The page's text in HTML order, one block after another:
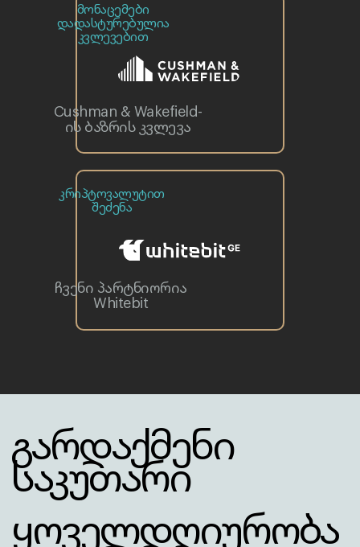
მონაცემები
დადასტურებულია
კვლევებით
Cushman & Wakefield-
ის ბაზრის კვლევა
კრიპტოვალუტით
შეძენა
ჩვენი პარტნიორია
Whitebit